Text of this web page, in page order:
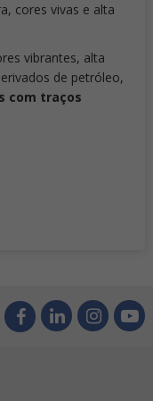
cores vivas e alta
vibrantes, alta
de petróleo,
com traços